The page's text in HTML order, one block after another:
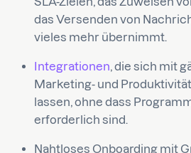
das Versenden von
vieles mehr übernimmt.
Integrationen, die sich mit
Marketing- und
lassen, ohne dass
erforderlich sind.
Nahtloses Onboarding mit